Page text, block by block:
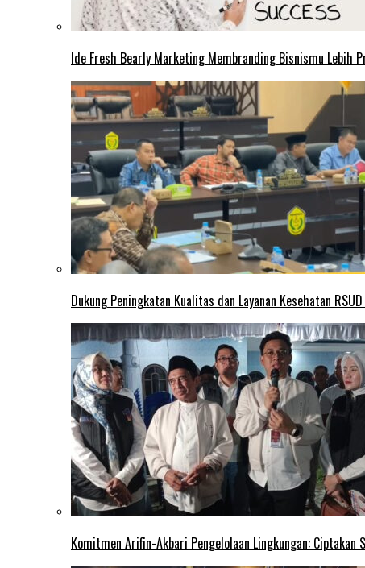
Ide Fresh Bearly Marketing Membranding Bisnismu Lebih
Dukung Peningkatan Kualitas dan Layanan Kesehatan
Komitmen Arifin-Akbari Pengelolaan Lingkungan: Ciptakan